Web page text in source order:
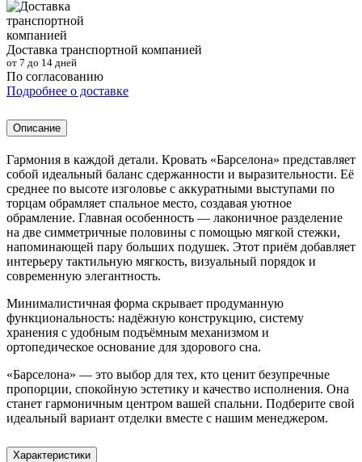
Доставка транспортной компанией
от 7 до 14 дней
По согласованию
Подробнее о доставке
Описание
Гармония в каждой детали. Кровать «Барселона» представляет
собой идеальный баланс сдержанности и выразительности. Её
среднее по высоте изголовье с аккуратными выступами по
торцам обрамляет спальное место, создавая уютное
обрамление. Главная особенность — лаконичное разделение
на две симметричные половины с помощью мягкой стежки,
напоминающей пару больших подушек. Этот приём добавляет
интерьеру тактильную мягкость, визуальный порядок и
современную элегантность.
Минималистичная форма скрывает продуманную
функциональность: надёжную конструкцию, систему
хранения с удобным подъёмным механизмом и
ортопедическое основание для здорового сна.
«Барселона» — это выбор для тех, кто ценит безупречные
пропорции, спокойную эстетику и качество исполнения. Она
станет гармоничным центром вашей спальни. Подберите свой
идеальный вариант отделки вместе с нашим менеджером.
Характеристики